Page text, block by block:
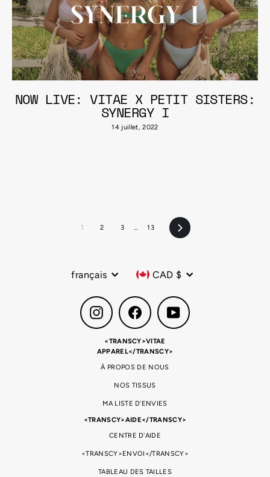
NOW LIVE: VITAE X PETIT SISTERS:
SYNERGY I
14 juillet, 2022
1 2 3 13 Suivant
Langue
français Devise
CAD $
Instagram Facebook YouTube
<TRANSCY>VITAE
APPAREL</TRANSCY>
À PROPOS DE NOUS
NOS TISSUS
MA LISTE D'ENVIES
<TRANSCY>AIDE</TRANSCY>
CENTRE D'AIDE
<TRANSCY>ENVOI</TRANSCY>
TABLEAU DES TAILLES